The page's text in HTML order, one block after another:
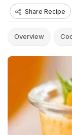
Share Recipe
Overview